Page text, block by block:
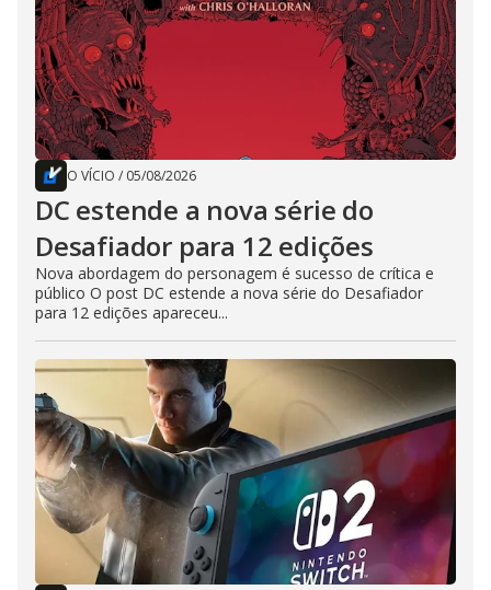
O VÍCIO / 05/08/2026
DC estende a nova série do
Desafiador para 12 edições
Nova abordagem do personagem é sucesso de crítica e
público O post DC estende a nova série do Desafiador
para 12 edições apareceu...